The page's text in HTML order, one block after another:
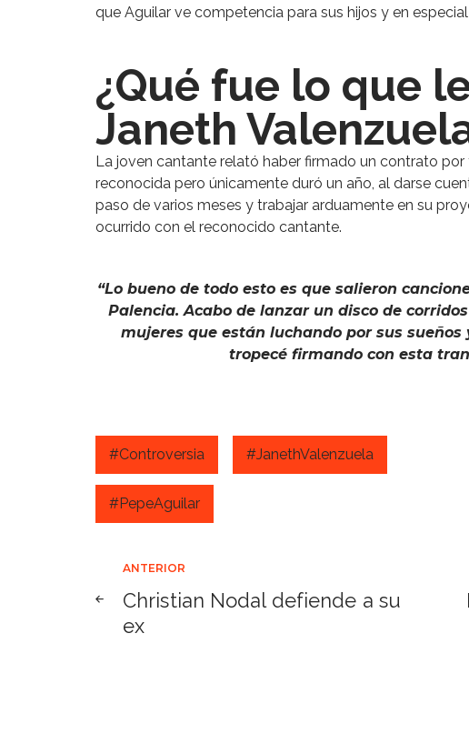
que Aguilar ve competencia para sus hijos y en
¿Qué fue lo que
Janeth
La joven cantante relató haber firmado un contrato
reconocida pero únicamente duró un año, al darse
paso de varios meses y trabajar arduamente en su
ocurrido con el reconocido cantante.
“Lo bueno de todo esto es que salieron
Palencia. Acabo de lanzar un disco de
mujeres que están luchando por sus
tropecé firmando con esta
#Controversia #JanethValenzuela
#PepeAguilar
Navegación
de
ANTERIOR
Christian Nodal defiende a su
ex